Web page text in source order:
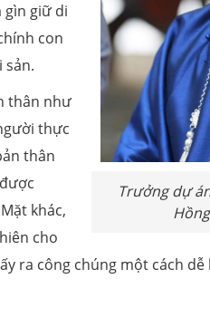
Trưởng dự
giữ di
con
sản.
thân như
thực
thân
khác,
cho
ra công chúng một cách dễ